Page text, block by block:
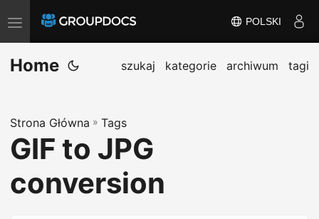
T
o
g
e
n
a
v
POLSKI
Home szukaj kategorie archiwum tagi
Strona Główna » Tags
GIF to JPG
conversion